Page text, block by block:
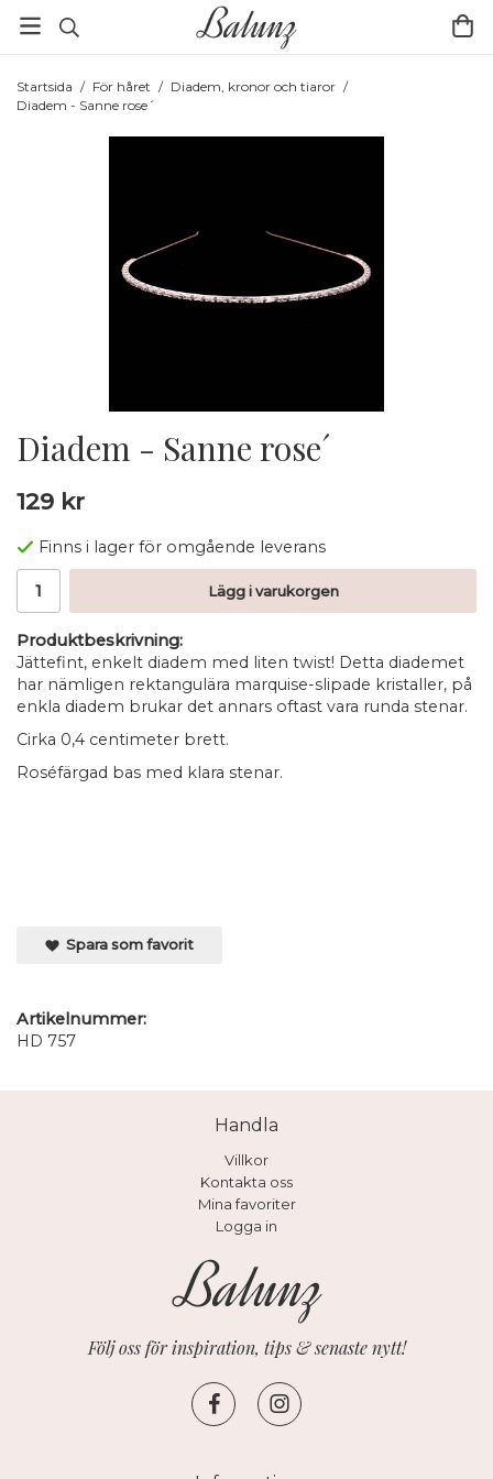
Startsida / För håret / Diadem, kronor och tiaror /
Diadem - Sanne rose´
Diadem - Sanne rose´
129 kr
Finns i lager för omgående leverans
Lägg i varukorgen
Produktbeskrivning:
Jättefint, enkelt diadem med liten twist! Detta diademet
har nämligen rektangulära marquise-slipade kristaller, på
enkla diadem brukar det annars oftast vara runda stenar.
Cirka 0,4 centimeter brett.
Roséfärgad bas med klara stenar.
Spara som favorit
Artikelnummer:
HD 757
Handla
Villkor
Kontakta oss
Mina favoriter
Logga in
Följ oss för inspiration, tips & senaste nytt!